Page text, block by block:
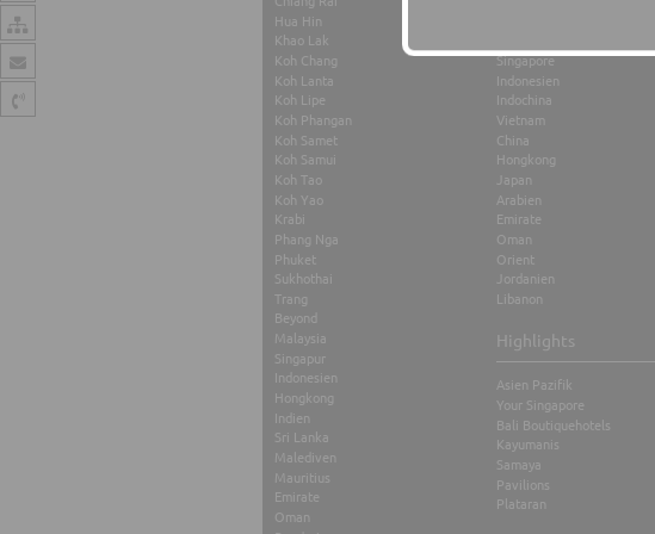
Hua Hin
Khao Lak
Koh Chang
Koh Lanta
Koh Lipe
Koh Phangan
Koh Samet
Koh Samui
Koh Tao
Koh Yao
Krabi
Phang Nga
Phuket
Sukhothai
Trang
Beyond
Malaysia
Singapur
Indonesien
Hongkong
Indien
Sri Lanka
Malediven
Mauritius
Emirate
Oman
Singapore
Indonesien
Indochina
Vietnam
China
Hongkong
Japan
Arabien
Emirate
Oman
Orient
Jordanien
Libanon
Highlights
Asien Pazifik
Your Singapore
Bali Boutiquehotels
Kayumanis
Samaya
Pavilions
Plataran